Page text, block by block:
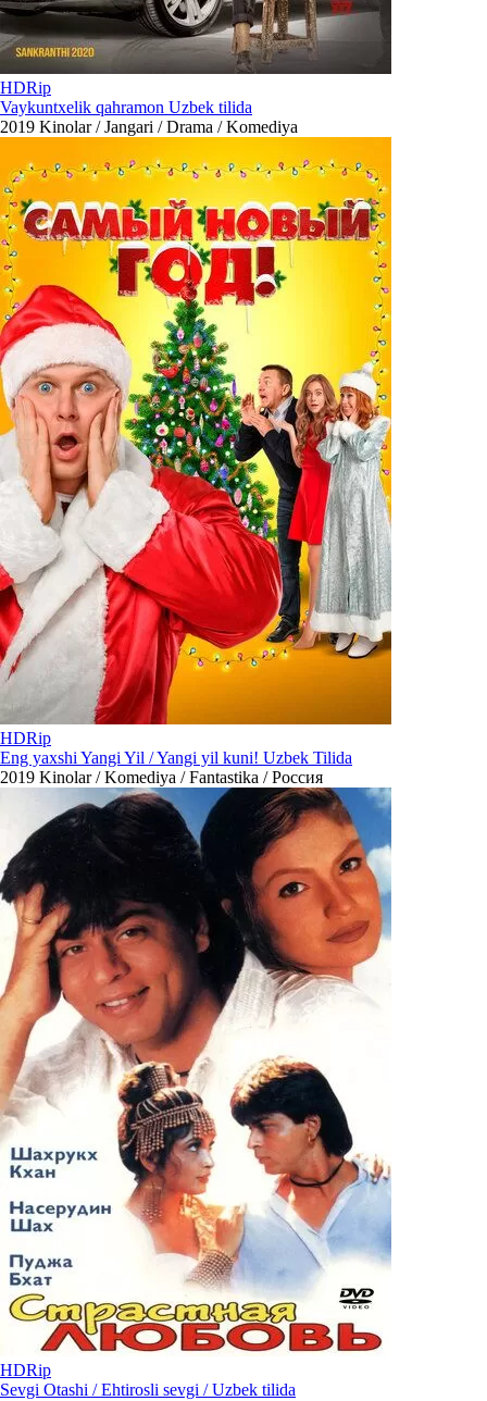
HDRip
Vaykuntxelik qahramon Uzbek tilida
2019 Kinolar / Jangari / Drama / Komediya
HDRip
Eng yaxshi Yangi Yil / Yangi yil kuni! Uzbek Tilida
2019 Kinolar / Komediya / Fantastika / Россия
HDRip
Sevgi Otashi / Ehtirosli sevgi / Uzbek tilida